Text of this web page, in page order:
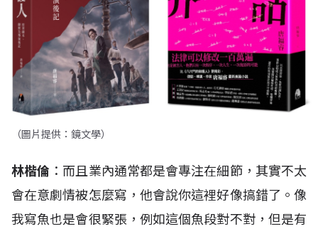
（圖片提供：鏡文學）
林楷倫 ：而且業內通常都是會專注在細節，其實不太
會在意劇情被怎麼寫，他會說你這裡好像搞錯了。像
我寫魚也是會很緊張，例如這個魚段對不對，但是有